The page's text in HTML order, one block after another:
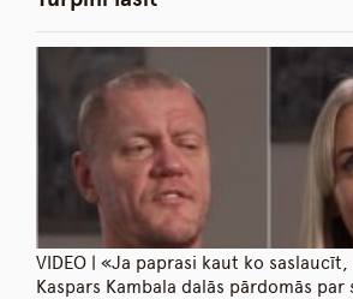
VIDEO | «Ja paprasi kaut ko
Kaspars Kambala dalās pārdomās par